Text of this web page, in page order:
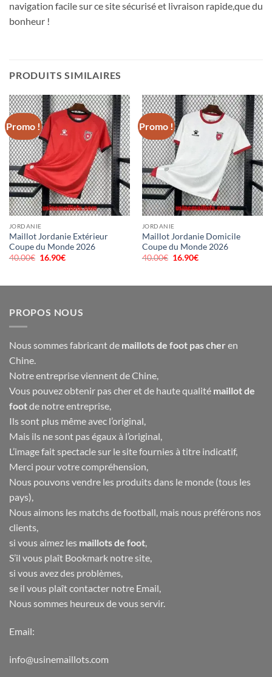
navigation facile sur ce site sécurisé et livraison rapide,que du
bonheur !
PRODUITS SIMILAIRES
Promo !
JORDANIE
Maillot Jordanie Extérieur
Coupe du Monde 2026
40.00€ Le
16.90€Le
Promo !
JORDANIE
Maillot Jordanie Domicile
Coupe du Monde 2026
40.00€ Le
16.90€Le
PROPOS NOUS
Nous sommes fabricant de maillots de foot pas cher en
Chine.
Notre entreprise viennent de Chine,
Vous pouvez obtenir pas cher et de haute qualité maillot de
footde notre entreprise,
Ils sont plus même avec l’original,
Mais ils ne sont pas égaux à l’original,
L’image fait spectacle sur le site fournies à titre indicatif,
Merci pour votre compréhension,
Nous pouvons vendre les produits dans le monde (tous les
pays),
Nous aimons les matchs de football, mais nous préférons nos
clients,
si vous aimez les maillots de foot,
S’il vous plaît Bookmark notre site,
si vous avez des problèmes,
se il vous plaît contacter notre Email,
Nous sommes heureux de vous servir.
Email:
info@usinemaillots.com